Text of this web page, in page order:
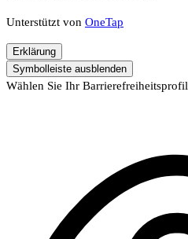
Unterstützt von OneTap
Erklärung
Symbolleiste ausblenden
Wählen Sie Ihr Barrierefreiheitsprofil